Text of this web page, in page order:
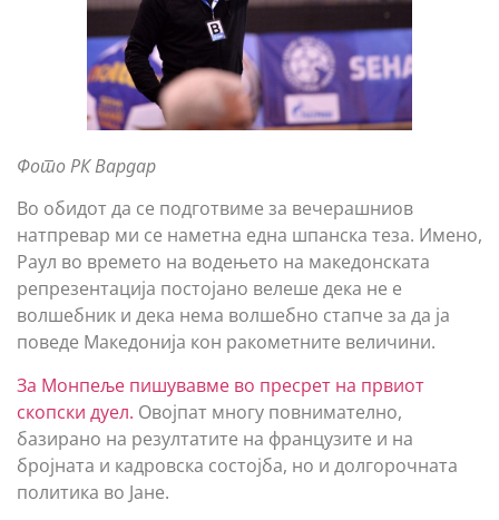
Фото РК Вардар
Во обидот да се подготвиме за вечерашниов
натпревар ми се наметна една шпанска теза. Имено,
Раул во времето на водењето на македонската
репрезентација постојано велеше дека не е
волшебник и дека нема волшебно стапче за да ја
поведе Македонија кон ракометните величини.
За Монпеље пишувавме во пресрет на првиот
скопски дуел. Овојпат многу повнимателно,
базирано на резултатите на французите и на
бројната и кадровска состојба, но и долгорочната
политика во Јане.